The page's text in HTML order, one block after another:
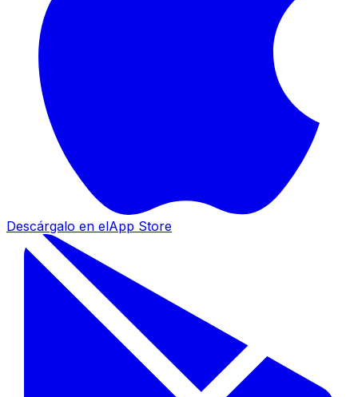
Descárgalo en elApp Store